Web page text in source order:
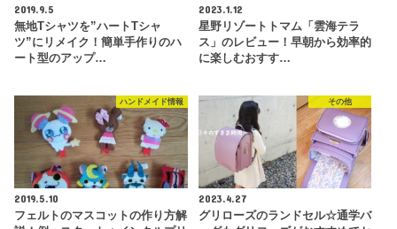
2019.9.5
無地Tシャツを”ハートTシャ
ツ”にリメイク！簡単手作りのハ
ート型のアップ…
2023.1.12
星野リゾートトマム「雲海テラ
ス」のレビュー！早朝から効率的
に楽しむおすす…
ハンドメイド情報
2019.5.10
フェルトのマスコットの作り方解
その他
2023.4.27
グリローズのランドセル☆通学バ